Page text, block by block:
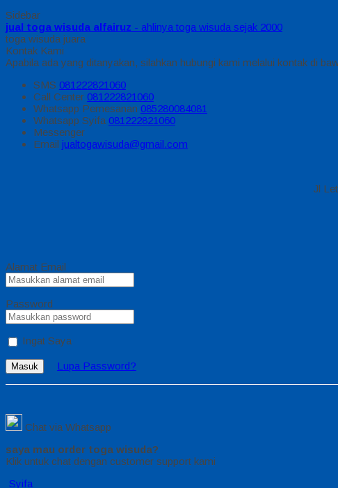
Sidebar
jual toga wisuda alfairuz - ahlinya toga wisuda sejak 2000
toga wisuda juara
Kontak Kami
Apabila ada yang ditanyakan, silahkan hubungi kami melalui kontak di
SMS 081222821060
Call Center 081222821060
Whatsapp Pemesanan 085280084081
Whatsapp Syifa 081222821060
Messenger
Email jualtogawisuda@gmail.com
Jl
Alamat Email
Password
Ingat Saya
Masuk Lupa Password?
Chat via Whatsapp
saya mau order toga wisuda?
Klik untuk chat dengan customer support kami
Syifa